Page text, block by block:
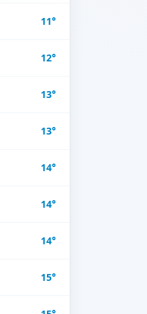
11°
12°
13°
13°
14°
14°
14°
15°